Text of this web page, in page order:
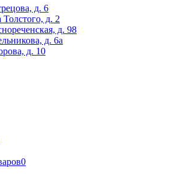
д. 6
Толстого, д. 2
д. 98
д. 6а
д. 10
0